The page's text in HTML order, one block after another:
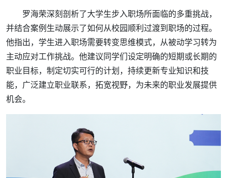
罗海荣深刻剖析了大学生步入职场所面临的多重挑战，
并结合案例生动展示了如何从校园顺利过渡到职场的过程。
他指出，学生进入职场需要转变思维模式，从被动学习转为
主动应对工作挑战。他建议同学们设定明确的短期或长期的
职业目标，制定切实可行的计划，持续更新专业知识和技
能，广泛建立职业联系，拓宽视野，为未来的职业发展提供
机会。